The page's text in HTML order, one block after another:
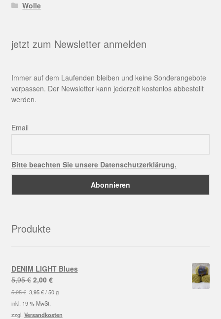
Wolle
jetzt zum Newsletter anmelden
Immer auf dem Laufenden bleiben und keine Sonderangebote
verpassen. Der Newsletter kann jederzeit kostenlos abbestellt
werden.
Email
Bitte beachten Sie unsere Datenschutzerklärung.
Produkte
DENIM LIGHT Blues
5,95€ Ursprünglicher
Preis
war:
5,95 €
2,00 €Aktueller
Preis
2,00 €.
5,95€ 3,95€/50 g
inkl. 19 % MwSt.
zzgl. Versandkosten